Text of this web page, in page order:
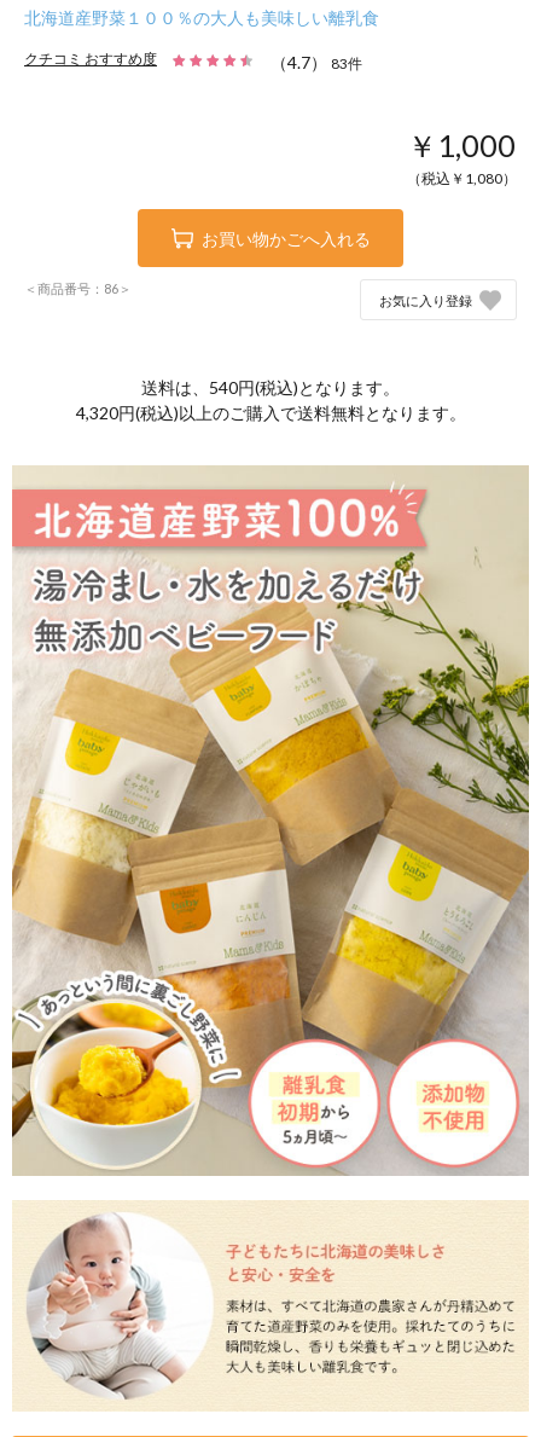
北海道産野菜１００％の大人も美味しい離乳食
クチコミ おすすめ度 （4.7） 83件
￥1,000
（税込￥ 1,080）
お買い物かごへ入れる
＜商品番号：86＞
お気に入り登録